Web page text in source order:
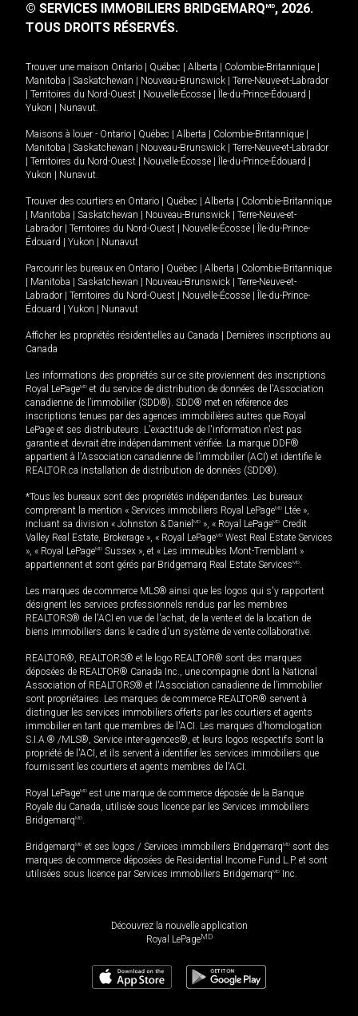
© SERVICES IMMOBILIERS BRIDGEMARQMD, 2026.
TOUS DROITS RÉSERVÉS.
Trouver une maison Ontario Québec Alberta Colombie-Britannique
Manitoba
Saskatchewan Nouveau-Brunswick
Terre-Neuve-et-Labrador
Territoires du Nord-Ouest Nouvelle-Écosse Île-du-Prince-Édouard
Yukon
Nunavut.
Maisons à louer - Ontario Québec Alberta Colombie-Britannique
Manitoba
Saskatchewan Nouveau-Brunswick
Terre-Neuve-et-Labrador
Territoires du Nord-Ouest Nouvelle-Écosse Île-du-Prince-Édouard
Yukon
Nunavut.
Trouver des courtiers en Ontario Québec Alberta
Colombie-Britannique
Manitoba Saskatchewan Nouveau-Brunswick
Terre-Neuve-et-
Labrador
Territoires du Nord-Ouest Nouvelle-Écosse
Île-du-Prince-
Édouard
Yukon Nunavut
Parcourir les bureaux en Ontario Québec Alberta
Colombie-Britannique
Manitoba Saskatchewan Nouveau-Brunswick
Terre-Neuve-et-
Labrador
Territoires du Nord-Ouest Nouvelle-Écosse
Île-du-Prince-
Édouard
Yukon Nunavut
Afficher les propriétés résidentielles au Canada
Dernières inscriptions au
Canada
Les informations des propriétés sur ce site proviennent des inscriptions
Royal LePageMD et du service de distribution de données de l'Association
canadienne de l’immobilier (SDD®). SDD® met en référence des
inscriptions tenues par des agences immobilières autres que Royal
LePage et ses distributeurs. L'exactitude de l'information n'est pas
garantie et devrait être indépendamment vérifiée. La marque DDF®
appartient à l'Association canadienne de l’immobilier (ACI) et identifie le
REALTOR.ca Installation de distribution de données (SDD®).
*Tous les bureaux sont des propriétés indépendantes. Les bureaux
comprenant la mention « Services immobiliers Royal LePageMD Ltée »,
incluant sa division « Johnston & Daniel MD », « Royal LePageMD Credit
Valley Real Estate, Brokerage », « Royal LePageMD West Real Estate Services
», « Royal LePageMD Sussex », et « Les immeubles Mont-Tremblant »
appartiennent et sont gérés par Bridgemarq Real Estate ServicesMD.
Les marques de commerce MLS® ainsi que les logos qui s'y rapportent
désignent les services professionnels rendus par les membres
REALTORS® de l'ACI en vue de l'achat, de la vente et de la location de
biens immobiliers dans le cadre d'un système de vente collaborative.
REALTOR®, REALTORS® et le logo REALTOR® sont des marques
déposées de REALTOR® Canada Inc., une compagnie dont la National
Association of REALTORS® et l'Association canadienne de l’immobilier
sont propriétaires. Les marques de commerce REALTOR® servent à
distinguer les services immobiliers offerts par les courtiers et agents
immobilier en tant que membres de l'ACI. Les marques d'homologation
S.I.A.® /MLS®, Service inter-agences®, et leurs logos respectifs sont la
propriété de l'ACI, et ils servent à identifier les services immobiliers que
fournissent les courtiers et agents membres de l'ACI.
Royal LePageMD est une marque de commerce déposée de la Banque
Royale du Canada, utilisée sous licence par les Services immobiliers
BridgemarqMD.
BridgemarqMD et ses logos / Services immobiliers BridgemarqMD sont des
marques de commerce déposées de Residential Income Fund L.P. et sont
utilisées sous licence par Services immobiliers BridgemarqMD Inc.
Découvrez la nouvelle application
Royal LePageMD